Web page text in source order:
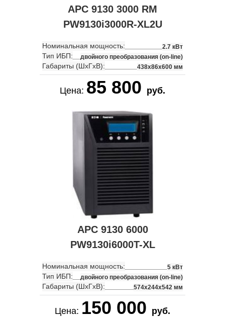
APC 9130 3000 RM
PW9130i3000R-XL2U
Номинальная мощность: 2.7 кВт
Тип ИБП: двойного преобразования (on-line)
Габариты (ШхГхВ): 438x86x600 мм
Цена: 85 800 руб.
APC 9130 6000
PW9130i6000T-XL
Номинальная мощность: 5 кВт
Тип ИБП: двойного преобразования (on-line)
Габариты (ШхГхВ): 574x244x542 мм
Цена: 150 000 руб.